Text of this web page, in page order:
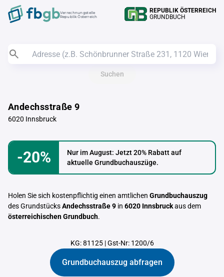
Verrechnungstelle
Republik Österreich
REPUBLIK ÖSTERREICH
GRUNDBUCH
Suchen
Andechsstraße 9
6020 Innsbruck
-20%
Nur im August: Jetzt 20% Rabatt auf
aktuelle Grundbuchauszüge.
Holen Sie sich kostenpflichtig einen amtlichen Grundbuchauszug
des GrundstücksAndechsstraße 9 in 6020 Innsbruckaus dem
österreichischen Grundbuch.
KG: 81125|Gst-Nr: 1200/6
Grundbuchauszug abfragen